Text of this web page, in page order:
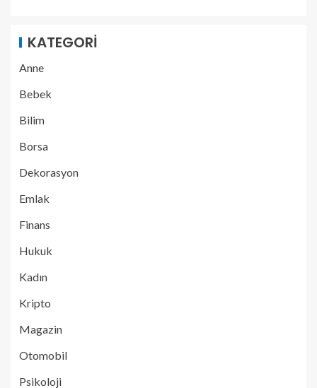
KATEGORI
Anne
Bebek
Bilim
Borsa
Dekorasyon
Emlak
Finans
Hukuk
Kadın
Kripto
Magazin
Otomobil
Psikoloji